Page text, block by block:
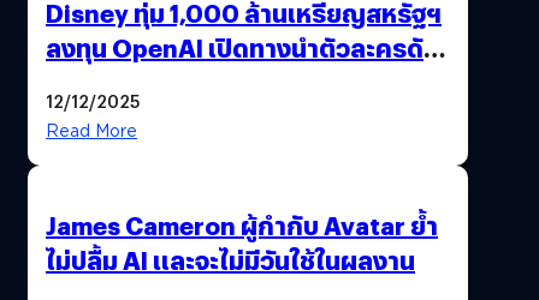
Disney ทุ่ม 1,000 ล้านเหรียญสหรัฐฯ
ลงทุน OpenAI เปิดทางนำตัวละครดัง
12/12/2025
Read More
James Cameron ผู้กำกับ Avatar ย้ำ
ไม่ปลื้ม AI และจะไม่มีวันใช้ในผลงาน